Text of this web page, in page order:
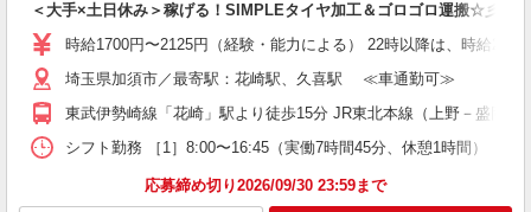
＜大手×土日休み＞稼げる！SIMPLEタイヤ加工＆ゴロゴロ運搬☆彡
時給1700円〜2125円（経験・能力による） 22時以降は、時給
埼玉県加須市／最寄駅：花崎駅、久喜駅 ≪車通勤可≫
東武伊勢崎線「花崎」駅より徒歩15分 JR東北本線（上野－盛岡）
シフト勤務 ［1］8:00〜16:45（実働7時間45分、休憩1時間） ［
応募締め切り2026/09/30 23:59まで